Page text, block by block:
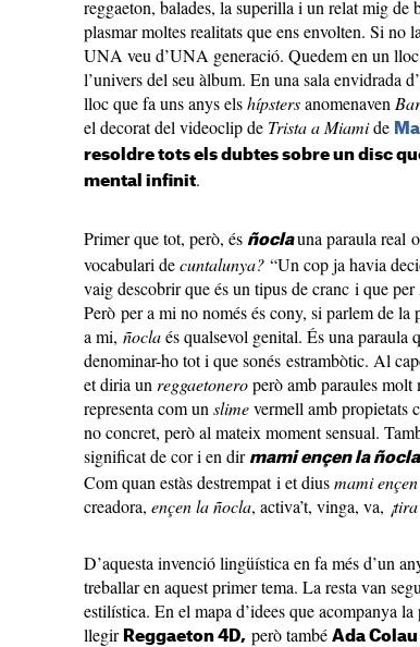
reggaeton, balades, la superilla i un relat mig de
plasmar moltes realitats que ens envolten. Si no
UNA veu d’UNA generació. Quedem en un
l’univers del seu àlbum. En una sala envidrada
lloc que fa uns anys elshípstersanomenaven
el decorat del videoclip de Trista a Miamide
resoldre tots els dubtes sobre un disc
mental infinit.
Primer que tot, però, és ñoclauna paraula real
vocabulari decuntalunya? “Un cop ja havia
vaig descobrir que és un tipus de cranc i que
Però per a mi no només és cony, si parlem de la
a mi, ñoclaés qualsevol genital. És una paraula
denominar-ho tot i que sonés estrambòtic. Al
et diria un reggaetoneroperò amb paraules molt
representa com un slimevermell amb propietats
no concret, però al mateix moment sensual.
significat de cor i en dir mami ençen la ñocla
Com quan estàs destrempat i et diusmami
creadora, ençen lañocla, activa’t, vinga, va,
D’aquesta invenció lingüística en fa més d’un
treballar en aquest primer tema. La resta van
estilística. En el mapa d’idees que acompanya
llegir Reggaeton 4D, però també Ada Colau